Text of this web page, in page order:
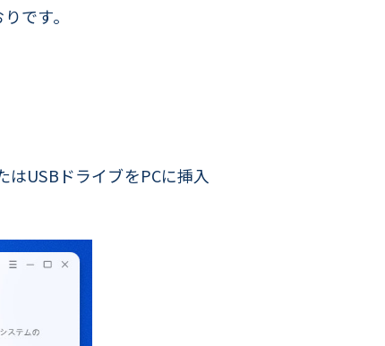
です。
はUSBドライブをPCに挿入